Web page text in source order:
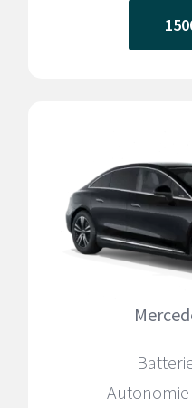
Autonomie